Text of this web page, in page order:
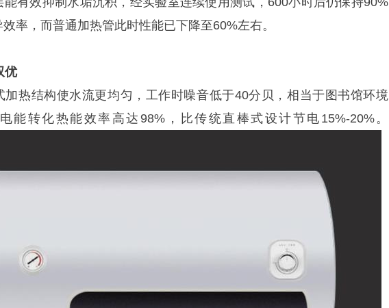
率，而普通加热管此时性能已下降至60%左右。
优
加热结构使水流更均匀，工作时噪音低于40分贝，相当于图书馆环境
能转化热能效率高达98%，比传统直棒式设计节电15%-20%。